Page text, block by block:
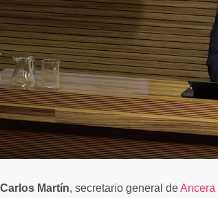
Carlos Martín, secretario general deAncera